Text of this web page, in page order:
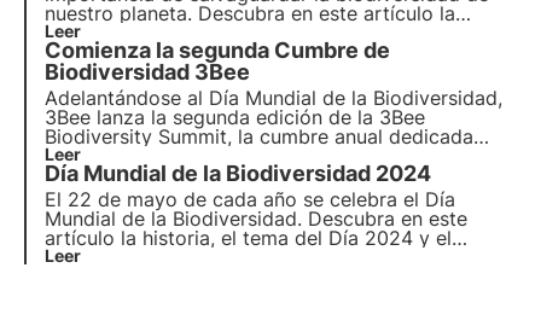
nuestro planeta. Descubra en este artículo la
historia del Día de la Tierra, el lema de 2024 y el
compromiso de 3Bee con la vigilancia y protección
de los insectos polinizadores.
Leer
Comienza la segunda Cumbre de
Biodiversidad 3Bee
Adelantándose al Día Mundial de la Biodiversidad,
3Bee lanza la segunda edición de la 3Bee
Biodiversity Summit, la cumbre anual dedicada
íntegramente a la biodiversidad que se celebrará el
21 de mayo de 2024 en Milán. Descubra el
programa, las actividades y cómo participar.
Leer
Día Mundial de la Biodiversidad 2024
El 22 de mayo de cada año se celebra el Día
Mundial de la Biodiversidad. Descubra en este
artículo la historia, el tema del Día 2024 y el
compromiso de 3Bee con el seguimiento, la
Leer